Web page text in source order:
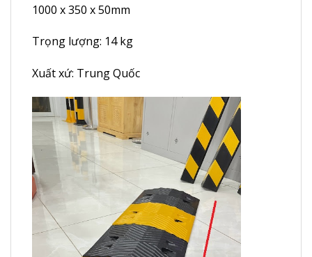
1000 x 350 x 50mm
Trọng lượng: 14 kg
Xuất xứ: Trung Quốc